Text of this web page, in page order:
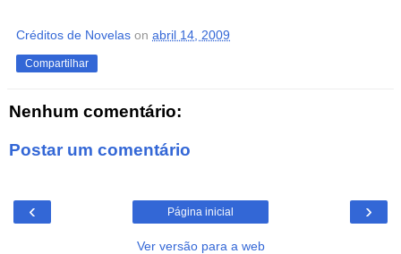
Créditos de Novelas on abril 14, 2009
Compartilhar
Nenhum comentário:
Postar um comentário
‹ ›
Página inicial
Ver versão para a web